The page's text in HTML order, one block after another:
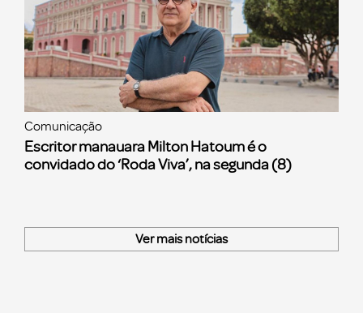
Comunicação
Escritor manauara Milton Hatoum é o
convidado do ‘Roda Viva’, na segunda (8)
Ver mais notícias